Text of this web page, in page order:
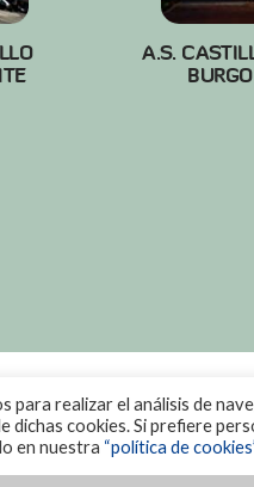
A.S.
BURGO
para realizar el análisis de
dichas cookies. Si prefiere
en nuestra “política de